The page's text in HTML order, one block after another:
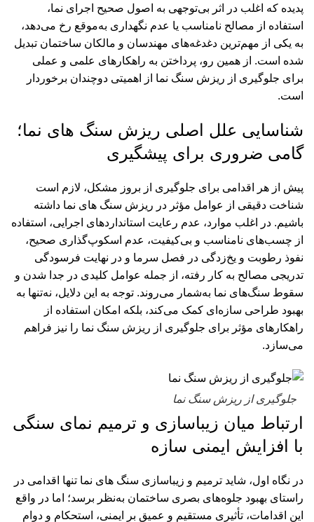
پدیده که اغلب در اثر بی‌توجهی به اصول صحیح اجرای نما،
استفاده از مصالح نامناسب یا عدم نگهداری به‌موقع رخ می‌دهد،
به یکی از مهم‌ترین دغدغه‌های مهندسان و مالکان ساختمان تبدیل
شده است. از همین رو، پرداختن به راهکارهای علمی و عملی
برای جلوگیری از ریزش سنگ نما از اهمیتی دوچندان برخوردار
است.
شناسایی علل اصلی ریزش سنگ های نما؛
گامی ضروری برای پیشگیری
پیش از هر اقدامی برای جلوگیری از بروز مشکل، لازم است
شناخت دقیقی از عوامل مؤثر در ریزش سنگ های نما داشته
باشیم. در اغلب موارد، عدم رعایت استانداردهای اجرایی، استفاده
از چسب‌های نامناسب و بی‌کیفیت، عدم اسکوپ‌گذاری صحیح،
نفوذ رطوبت و یخ‌زدگی در فصل سرما و در نهایت فرسودگی
تدریجی مصالح به کار رفته، از جمله عوامل کلیدی در جدا شدن و
سقوط سنگ‌های نما به‌شمار می‌روند. توجه به این دلایل، نه‌تنها به
بهبود طراحی سازه‌ای کمک می‌کند، بلکه امکان استفاده از
راهکارهای مؤثر برای جلوگیری از ریزش سنگ نما را نیز فراهم
می‌سازد.
جلوگیری از ریزش سنگ نما
ارتباط میان زیباسازی و ترمیم نمای سنگی
با افزایش ایمنی سازه
در نگاه اول، شاید ترمیم و زیباسازی سنگ های نما تنها اقدامی در
راستای بهبود جلوه‌های بصری ساختمان به‌نظر برسد؛ اما در واقع
این اقدامات، تأثیری مستقیم و عمیق بر ایمنی، استحکام و دوام